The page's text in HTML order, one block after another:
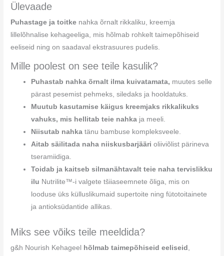
Ülevaade
Puhastage ja toitke nahka õrnalt rikkaliku, kreemja
lillelõhnalise kehageeliga, mis hõlmab rohkelt taimepõhiseid
eeliseid ning on saadaval ekstrasuures pudelis.
Mille poolest on see teile kasulik?
Puhastab nahka õrnalt ilma kuivatamata, muutes selle
pärast pesemist pehmeks, siledaks ja hooldatuks.
Muutub kasutamise käigus kreemjaks rikkalikuks
vahuks, mis hellitab teie nahka ja meeli.
Niisutab nahka tänu bambuse kompleksveele.
Aitab säilitada naha niiskusbarjääri oliiviõlist pärineva
tseramiidiga.
Toidab ja kaitseb silmanähtavalt teie naha tervislikku
ilu Nutrilite™-i valgete tšiiaseemnete õliga, mis on
looduse üks külluslikumaid supertoite ning fütotoitainete
ja antioksüdantide allikas.
Miks see võiks teile meeldida?
g&h Nourish Kehageel hõlmab taimepõhiseid eeliseid ,